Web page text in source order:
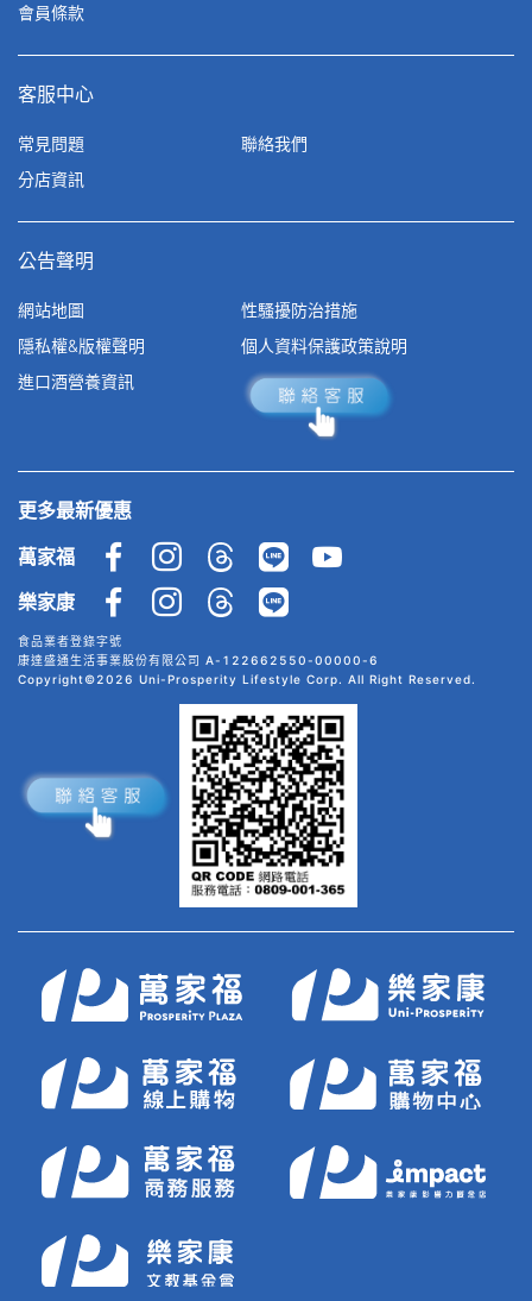
會員條款
客服中心
常見問題
聯絡我們
分店資訊
公告聲明
網站地圖
性騷擾防治措施
隱私權&版權聲明
個人資料保護政策說明
進口酒營養資訊
更多最新優惠
萬家福
樂家康
食品業者登錄字號
康達盛通生活事業股份有限公司 A-122662550-00000-6
Copyright©2026 Uni-Prosperity Lifestyle Corp. All Right Reserved.